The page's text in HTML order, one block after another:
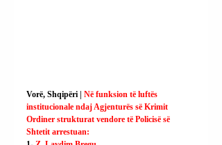
Vorë, Shqipëri | Në funksion të luftës
institucionale ndaj Agjenturës së Krimit
Ordiner strukturat vendore të Policisë së
Shtetit arrestuan: